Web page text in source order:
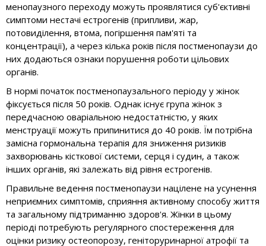
менопаузного переходу можуть проявлятися суб'єктивні
симптоми нестачі естрогенів (припливи, жар,
потовиділення, втома, погіршення пам'яті та
концентрації), а через кілька років після постменопаузи до
них додаються ознаки порушення роботи цільових
органів.
В нормі початок постменопаузального періоду у жінок
фіксується після 50 років. Однак існує група жінок з
передчасною оваріальною недостатністю, у яких
менструації можуть припинитися до 40 років. Їм потрібна
замісна гормональна терапія для зниження ризиків
захворювань кісткової системи, серця і судин, а також
інших органів, які залежать від рівня естрогенів.
Правильне ведення постменопаузи націлене на усунення
неприємних симптомів, сприяння активному способу життя
та загальному підтриманню здоров'я. Жінки в цьому
періоді потребують регулярного спостереження для
оцінки ризику остеопорозу, геніторуринарної атрофії та